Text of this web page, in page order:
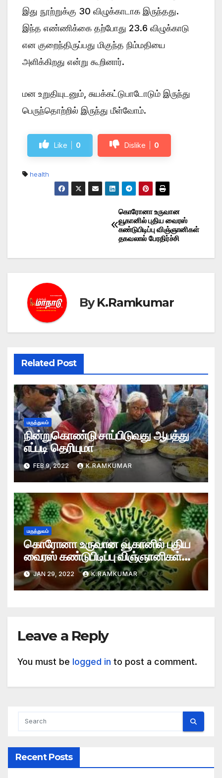
இது நூற்றுக்கு 30 விழுக்காடாக இருந்தது.
இந்த எண்ணிக்கை தற்போது 23.6 விழுக்காடு
என குறைந்திருப்பது மிகுந்த நிம்மதியை
அளிக்கிறது என்று கூறினார்.
மன உறுதியுடனும், சுயக்கட்டுபாடோடும் இருந்து
பெருந்தொற்றில் இருந்து மீள்வோம்.
Like 0 Dislike 0
health
கொரோனா உருவான
வூகானில் புதிய வைரஸ்
கண்டுபிடிப்பு விஞ்ஞானிகள்
தகவலால் பேரதிர்ச்சி
ByK.Ramkumar
Related Post
மருத்துவம்
நின்றுகொண்டு சாப்பிடுவது ஆபத்து
எப்படி தெரியுமா
FEB 9, 2022 K.RAMKUMAR
மருத்துவம்
கொரோனா உருவான வூகானில் புதிய
வைரஸ் கண்டுபிடிப்பு விஞ்ஞானிகள்
தகவலால் பேரதிர்ச்சி
JAN 29, 2022 K.RAMKUMAR
Leave a Reply
You must be logged in to post a comment.
Recent Posts